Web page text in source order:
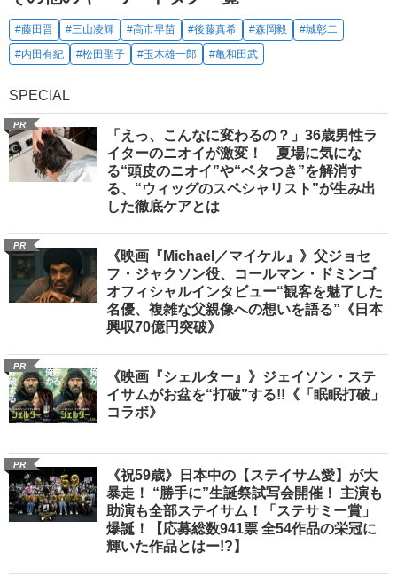
#藤田晋 #三山凌輝 #高市早苗 #後藤真希 #森岡毅
#城彰二
#内田有紀
#松田聖子 #玉木雄一郎 #亀和田武
SPECIAL
PR
「えっ、こんなに変わるの？」36歳男性ラ
イターのニオイが激変！ 夏場に気にな
る“頭皮のニオイ”や“ベタつき”を解消す
る、“ウィッグのスペシャリスト”が生み出
した徹底ケアとは
PR
《映画『Michael／マイケル』》父ジョセ
フ・ジャクソン役、コールマン・ドミンゴ
オフィシャルインタビュー“観客を魅了した
名優、複雑な父親像への想いを語る”《日本
興収70億円突破》
PR
《映画『シェルター』》ジェイソン・ステ
イサムがお盆を“打破”する!!《「眠眠打破」
コラボ》
PR
《祝59歳》日本中の【ステイサム愛】が大
暴走！ “勝手に”生誕祭試写会開催！ 主演も
助演も全部ステイサム！「ステサミー賞」
爆誕！【応募総数941票 全54作品の栄冠に
輝いた作品とはー!?】